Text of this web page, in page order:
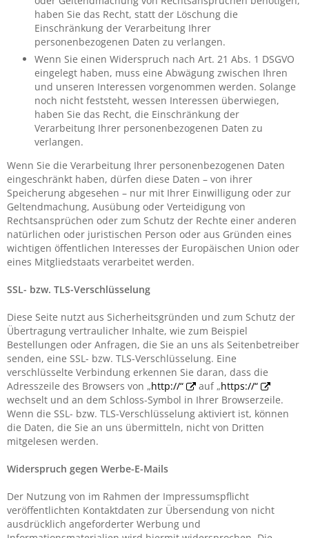
haben Sie das Recht, statt der Löschung die
Einschränkung der Verarbeitung Ihrer
personenbezogenen Daten zu verlangen.
Wenn Sie einen Widerspruch nach Art. 21 Abs. 1 DSGVO
eingelegt haben, muss eine Abwägung zwischen Ihren
und unseren Interessen vorgenommen werden. Solange
noch nicht feststeht, wessen Interessen überwiegen,
haben Sie das Recht, die Einschränkung der
Verarbeitung Ihrer personenbezogenen Daten zu
verlangen.
Wenn Sie die Verarbeitung Ihrer personenbezogenen Daten
eingeschränkt haben, dürfen diese Daten – von ihrer
Speicherung abgesehen – nur mit Ihrer Einwilligung oder zur
Geltendmachung, Ausübung oder Verteidigung von
Rechtsansprüchen oder zum Schutz der Rechte einer anderen
natürlichen oder juristischen Person oder aus Gründen eines
wichtigen öffentlichen Interesses der Europäischen Union oder
eines Mitgliedstaats verarbeitet werden.
SSL- bzw. TLS-Verschlüsselung
Diese Seite nutzt aus Sicherheitsgründen und zum Schutz der
Übertragung vertraulicher Inhalte, wie zum Beispiel
Bestellungen oder Anfragen, die Sie an uns als Seitenbetreiber
senden, eine SSL- bzw. TLS-Verschlüsselung. Eine
verschlüsselte Verbindung erkennen Sie daran, dass die
Adresszeile des Browsers von „http://“ auf „https://“
wechselt und an dem Schloss-Symbol in Ihrer Browserzeile.
Wenn die SSL- bzw. TLS-Verschlüsselung aktiviert ist, können
die Daten, die Sie an uns übermitteln, nicht von Dritten
mitgelesen werden.
Widerspruch gegen Werbe-E-Mails
Der Nutzung von im Rahmen der Impressumspflicht
veröffentlichten Kontaktdaten zur Übersendung von nicht
ausdrücklich angeforderter Werbung und